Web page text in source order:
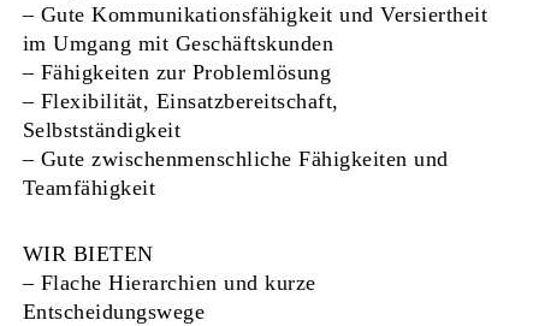
– Gute Kommunikationsfähigkeit und Versiertheit
im Umgang mit Geschäftskunden
– Fähigkeiten zur Problemlösung
– Flexibilität, Einsatzbereitschaft,
Selbstständigkeit
– Gute zwischenmenschliche Fähigkeiten und
Teamfähigkeit
WIR BIETEN
– Flache Hierarchien und kurze
Entscheidungswege